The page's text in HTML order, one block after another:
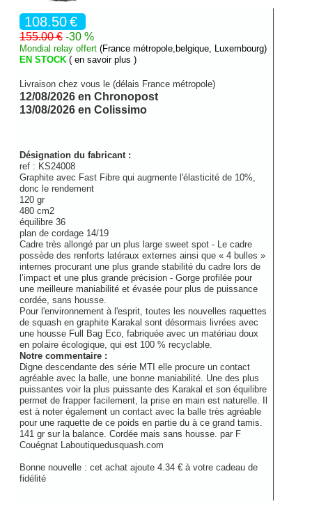
108.50€
155.00 €-30 %
Mondial relay offert (France métropole,belgique, Luxembourg)
EN STOCK ( en savoir plus )
Livraison chez vous le (délais France métropole)
12/08/2026 en Chronopost
13/08/2026 en Colissimo
Désignation du fabricant :
ref : KS24008
Graphite avec Fast Fibre qui augmente l'élasticité de 10%,
donc le rendement
120 gr
480 cm2
équilibre 36
plan de cordage 14/19
Cadre très allongé par un plus large sweet spot - Le cadre
possède des renforts latéraux externes ainsi que « 4 bulles »
internes procurant une plus grande stabilité du cadre lors de
l’impact et une plus grande précision - Gorge profilée pour
une meilleure maniabilité et évasée pour plus de puissance
cordée, sans housse.
Pour l'environnement à l'esprit, toutes les nouvelles raquettes
de squash en graphite Karakal sont désormais livrées avec
une housse Full Bag Eco, fabriquée avec un matériau doux
en polaire écologique, qui est 100 % recyclable.
Notre commentaire :
Digne descendante des série MTI elle procure un contact
agréable avec la balle, une bonne maniabilité. Une des plus
puissantes voir la plus puissante des Karakal et son équilibre
permet de frapper facilement, la prise en main est naturelle. Il
est à noter également un contact avec la balle très agréable
pour une raquette de ce poids en partie du à ce grand tamis.
141 gr sur la balance. Cordée mais sans housse. par F
Couégnat Laboutiquedusquash.com
Bonne nouvelle : cet achat ajoute 4.34 € à votre cadeau de
fidélité